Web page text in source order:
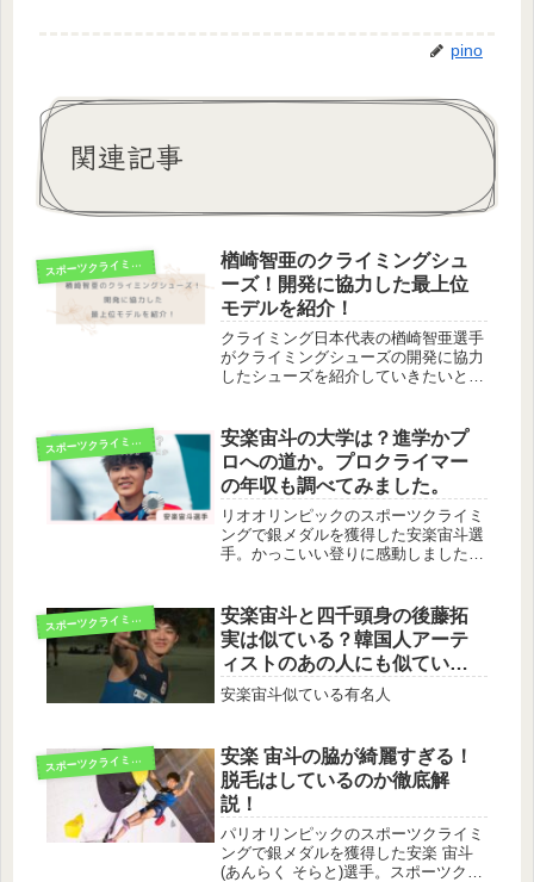
pino
関連記事
ス
ポーツクライミング
楢崎智亜のクライミングシュ
ーズ！開発に協力した最上位
モデルを紹介！
クライミング日本代表の楢崎智亜選手
がクライミングシューズの開発に協力
したシューズを紹介していきたいと思
月日 1996年06月22日(2025年9月現
在29歳)出身地 ...
ス
ポーツクライミング
安楽宙斗の大学は？進学かプ
ロへの道か。プロクライマー
の年収も調べてみました。
リオオリンピックのスポーツクライミ
ングで銀メダルを獲得した安楽宙斗選
手。かっこいい登りに感動しました！
む暇もなく今後の進路を考えなくては
なりません。銀メダル獲得翌日の記者
会見...
ス
ポーツクライミング
安楽宙斗と四千頭身の後藤拓
実は似ている？韓国人アーテ
ィストのあの人にも似てい
る！
安楽宙斗似ている有名人
ス
ポーツクライミング
安楽 宙斗の脇が綺麗すぎる！
脱毛はしているのか徹底解
説！
パリオリンピックのスポーツクライミ
ングで銀メダルを獲得した安楽 宙斗
(あんらく そらと)選手。スポーツクラ